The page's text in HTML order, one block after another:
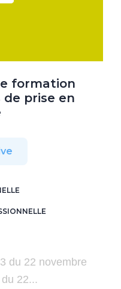
formation
prise en
du 22 novembre
22...